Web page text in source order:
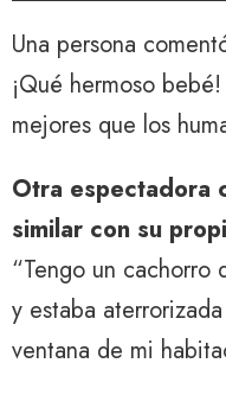
Una persona
¡Qué hermoso
mejores que los
Otra espectadora
similar con su
“Tengo un cachorro
y estaba
ventana de mi